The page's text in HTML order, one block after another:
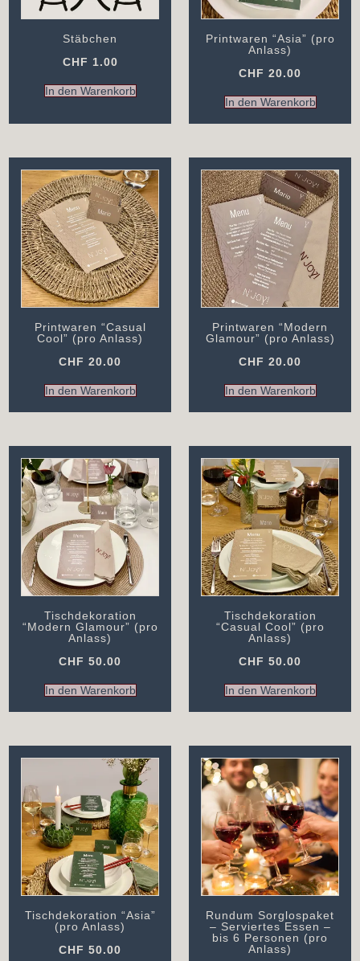
Stäbchen
CHF 1.00
In den Warenkorb
Printwaren “Asia” (pro
Anlass)
CHF 20.00
In den Warenkorb
Printwaren “Casual
Cool” (pro Anlass)
CHF 20.00
In den Warenkorb
Printwaren “Modern
Glamour” (pro Anlass)
CHF 20.00
In den Warenkorb
Tischdekoration
“Modern Glamour” (pro
Anlass)
CHF 50.00
In den Warenkorb
Tischdekoration
“Casual Cool” (pro
Anlass)
CHF 50.00
In den Warenkorb
Tischdekoration “Asia”
(pro Anlass)
CHF 50.00
Rundum Sorglospaket
– Serviertes Essen –
bis 6 Personen (pro
Anlass)